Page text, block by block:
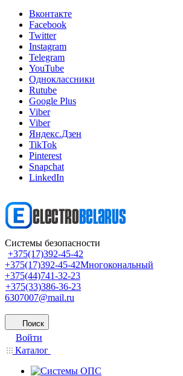
Вконтакте
Facebook
Twitter
Instagram
Telegram
YouTube
Одноклассники
Rutube
Google Plus
Viber
Viber
Яндекс.Дзен
TikTok
Pinterest
Snapchat
LinkedIn
Системы безопасности
+375(17)392-45-42
+375(17)392-45-42Многокональный
+375(44)741-32-23
+375(33)386-36-23
6307007@mail.ru
Поиск
Войти
Каталог